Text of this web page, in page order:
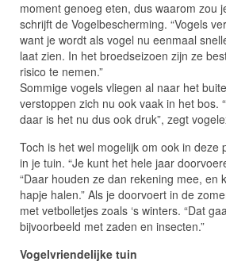
moment genoeg eten, dus waarom zou
schrijft de Vogelbescherming. “Vogels
want je wordt als vogel nu eenmaal
laat zien. In het broedseizoen zijn ze
risico te nemen.”
Sommige vogels vliegen al naar het
verstoppen zich nu ook vaak in het bos.
daar is het nu dus ook druk”, zegt
Toch is het wel mogelijk om ook in deze
in je tuin. “Je kunt het hele jaar
“Daar houden ze dan rekening mee, en
hapje halen.” Als je doorvoert in de
met vetbolletjes zoals ‘s winters. “Dat
bijvoorbeeld met zaden en insecten.”
Vogelvriendelijke tuin